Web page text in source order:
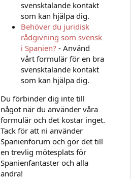
svensktalande kontakt
som kan hjälpa dig.
Behöver du juridisk
rådgivning som svensk
i Spanien? - Använd
vårt formulär för en bra
svensktalande kontakt
som kan hjälpa dig.
Du förbinder dig inte till
något när du använder våra
formulär och det kostar inget.
Tack för att ni använder
Spanienforum och gör det till
en trevlig mötesplats för
Spanienfantaster och alla
andra!